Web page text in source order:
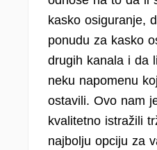
kasko osiguranje,
ponudu za kasko
drugih kanala i da
neku napomenu
ostavili. Ovo nam
kvalitetno istražili
najbolju opciju za